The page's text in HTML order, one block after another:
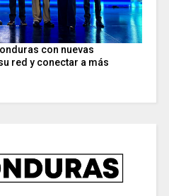
con nuevas
red y conectar a más